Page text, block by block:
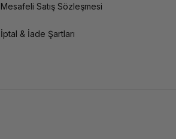
Mesafeli Satış Sözleşmesi
İptal & İade Şartları